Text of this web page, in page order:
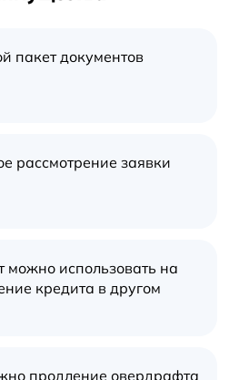
пакет документов
рассмотрение заявки
можно использовать на
кредита в другом
продление овердрафта